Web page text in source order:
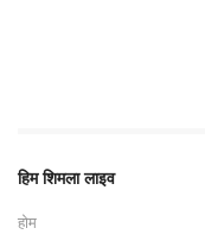
हिम शिमला लाइव
होम